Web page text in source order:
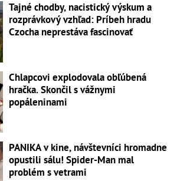
Tajné chodby, nacistický výskum a
rozprávkový vzhľad: Príbeh hradu
Czocha neprestáva fascinovať
Chlapcovi explodovala obľúbená
hračka. Skončil s vážnymi
popáleninami
PANIKA v kine, návštevníci hromadne
opustili sálu! Spider-Man mal
problém s vetrami